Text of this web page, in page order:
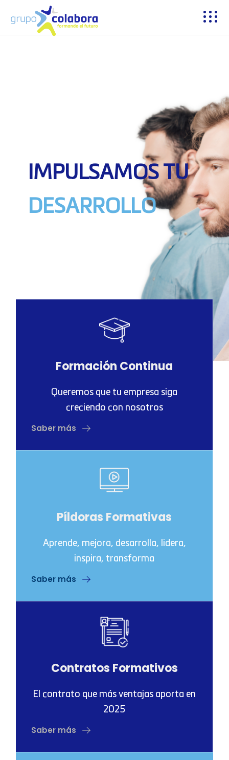
IMPULSAMOS TU
DESARROLLO
Formación Continua
Queremos que tu empresa siga
creciendo con nosotros
Saber más
Píldoras Formativas
Aprende, mejora, desarrolla, lidera,
inspira, transforma
Saber más
Contratos Formativos
El contrato que más ventajas aporta en
2025
Saber más